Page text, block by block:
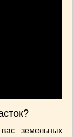
земельных